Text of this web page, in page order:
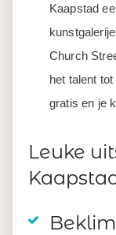
Kaapstad
Church
het talent
gratis en je
Leuke